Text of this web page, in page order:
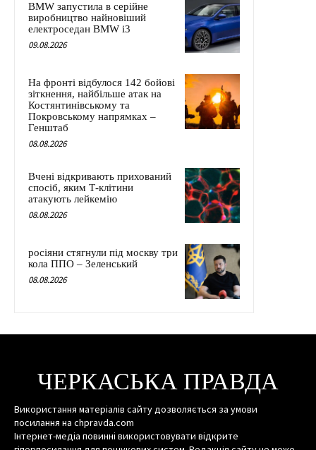
BMW запустила в серійне
виробництво найновіший
електроседан BMW i3
09.08.2026
На фронті відбулося 142 бойові
зіткнення, найбільше атак на
Костянтинівському та
Покровському напрямках –
Генштаб
08.08.2026
Вчені відкривають прихований
спосіб, яким Т-клітини
атакують лейкемію
08.08.2026
росіяни стягнули під москву три
кола ППО – Зеленський
08.08.2026
ЧЕРКАСЬКА ПРАВДА
Використання матеріалів сайту дозволяється за умови
посилання на chpravda.com
Інтернет-медіа повинні використовувати відкрите